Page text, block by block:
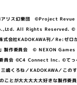
リス幻樂団 ©Project
Co.,Ltd. All Rights
社KADOKAWA刊／Re:ゼロ
員会 © NEXON Games &
会 ©C4 Connect Inc. ©て
嶋くろね／
ことが大大大大大好きな